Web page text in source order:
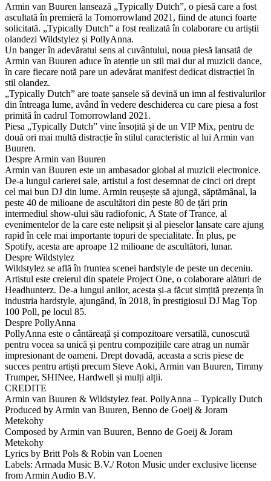
Armin van Buuren lansează „Typically Dutch”, o piesă care a fost
ascultată în premieră la Tomorrowland 2021, fiind de atunci foarte
solicitată. „Typically Dutch” a fost realizată în colaborare cu artiștii
olandezi Wildstylez și PollyAnna.
Un banger în adevăratul sens al cuvântului, noua piesă lansată de
Armin van Buuren aduce în atenție un stil mai dur al muzicii dance,
în care fiecare notă pare un adevărat manifest dedicat distracției în
stil olandez.
„Typically Dutch” are toate șansele să devină un imn al festivalurilor
din întreaga lume, având în vedere deschiderea cu care piesa a fost
primită în cadrul Tomorrowland 2021.
Piesa „Typically Dutch” vine însoțită și de un VIP Mix, pentru de
două ori mai multă distracție în stilul caracteristic al lui Armin van
Buuren.
Despre Armin van Buuren
Armin van Buuren este un ambasador global al muzicii electronice.
De-a lungul carierei sale, artistul a fost desemnat de cinci ori drept
cel mai bun DJ din lume. Armin reușește să ajungă, săptămânal, la
peste 40 de milioane de ascultători din peste 80 de țări prin
intermediul show-ului său radiofonic, A State of Trance, al
evenimentelor de la care este nelipsit și al pieselor lansate care ajung
rapid în cele mai importante topuri de specialitate. În plus, pe
Spotify, acesta are aproape 12 milioane de ascultători, lunar.
Despre Wildstylez
Wildstylez se află în fruntea scenei hardstyle de peste un deceniu.
Artistul este creierul din spatele Project One, o colaborare alături de
Headhunterz. De-a lungul anilor, acesta și-a făcut simțită prezența în
industria hardstyle, ajungând, în 2018, în prestigiosul DJ Mag Top
100 Poll, pe locul 85.
Despre PollyAnna
PollyAnna este o cântăreață și compozitoare versatilă, cunoscută
pentru vocea sa unică și pentru compozițiile care atrag un număr
impresionant de oameni. Drept dovadă, aceasta a scris piese de
succes pentru artiști precum Steve Aoki, Armin van Buuren, Timmy
Trumper, SHINee, Hardwell și mulți alții.
CREDITE
Armin van Buuren & Wildstylez feat. PollyAnna – Typically Dutch
Produced by Armin van Buuren, Benno de Goeij & Joram
Metekohy
Composed by Armin van Buuren, Benno de Goeij & Joram
Metekohy
Lyrics by Britt Pols & Robin van Loenen
Labels: Armada Music B.V./ Roton Music under exclusive license
from Armin Audio B.V.